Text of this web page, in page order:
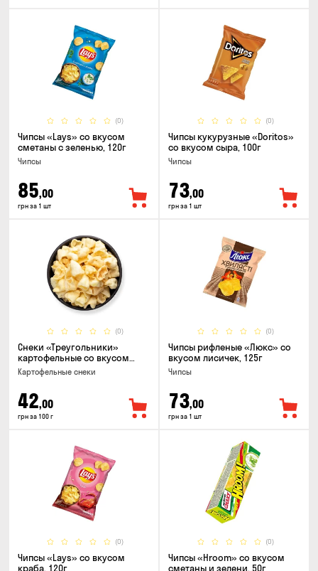
(0)
Чипсы «Lays» со вкусом
сметаны с зеленью, 120г
Чипсы
85,00
грн за 1 шт
(0)
Чипсы кукурузные «Doritos»
со вкусом сыра, 100г
Чипсы
73,00
грн за 1 шт
(0)
Снеки «Треугольники»
картофельные со вкусом
сметаны с луком
Картофельные снеки
42,00
грн за 100 г
(0)
Чипсы рифленые «Люкс» со
вкусом лисичек, 125г
Чипсы
73,00
грн за 1 шт
(0)
Чипсы «Lays» со вкусом
краба, 120г
(0)
Чипсы «Hroom» со вкусом
сметаны и зелени, 50г